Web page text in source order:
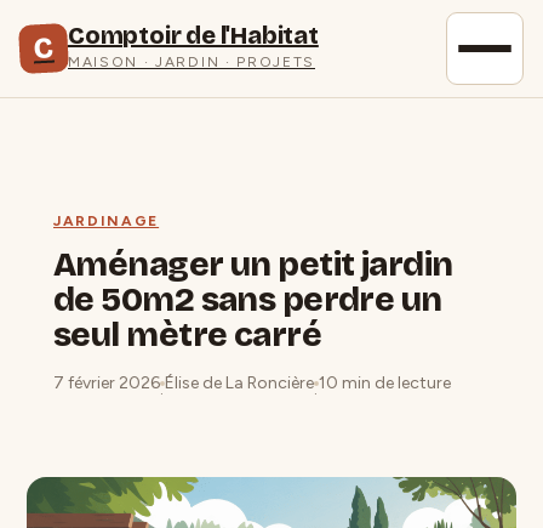
C Comptoir de l'Habitat
MAISON · JARDIN · PROJETS
JARDINAGE
Aménager un petit jardin
de 50m2 sans perdre un
seul mètre carré
7 février 2026
·
Élise de La Roncière
·
10 min de lecture